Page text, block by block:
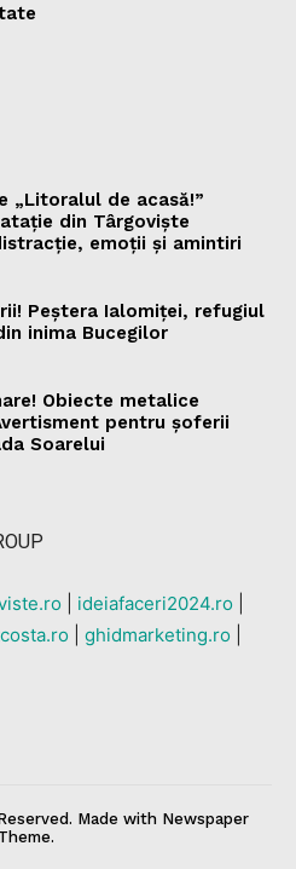
„Litoralul de acasă!”
din Târgoviște
emoții și amintiri
Peștera Ialomiței, refugiul
inima Bucegilor
Obiecte metalice
pentru șoferii
Soarelui
ideiafaceri2024.ro
ghidmarketing.ro
Made with Newspaper
Theme.